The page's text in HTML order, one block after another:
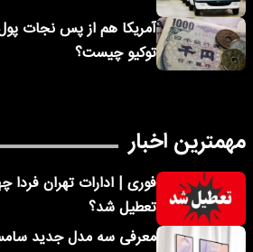
آمریکا هم از پس نجات
توکیو چیست؟
مهمترین اخبار
تعطیل شد؟